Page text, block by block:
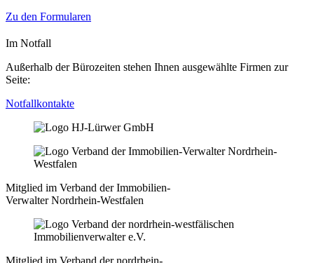
Zu den Formularen
Im Notfall
Außerhalb der Bürozeiten stehen Ihnen ausgewählte Firmen zur
Seite:
Notfallkontakte
Mitglied im Verband der Immobilien-
Verwalter Nordrhein-Westfalen